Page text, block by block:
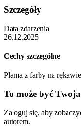
Szczegóły
Data zdarzenia
26.12.2025
Cechy szczególne
Plama z farby na rękawie
To może być
Zaloguj się, aby
autorem.